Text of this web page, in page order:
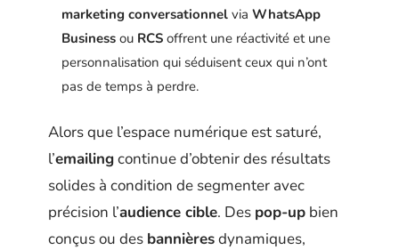
marketing conversationnel via WhatsApp
Business ou RCS offrent une réactivité et une
personnalisation qui séduisent ceux qui n’ont
pas de temps à perdre.
Alors que l’espace numérique est saturé,
l’emailingcontinue d’obtenir des résultats
solides à condition de segmenter avec
précision l’audience cible. Des pop-up bien
conçus ou des bannièresdynamiques,